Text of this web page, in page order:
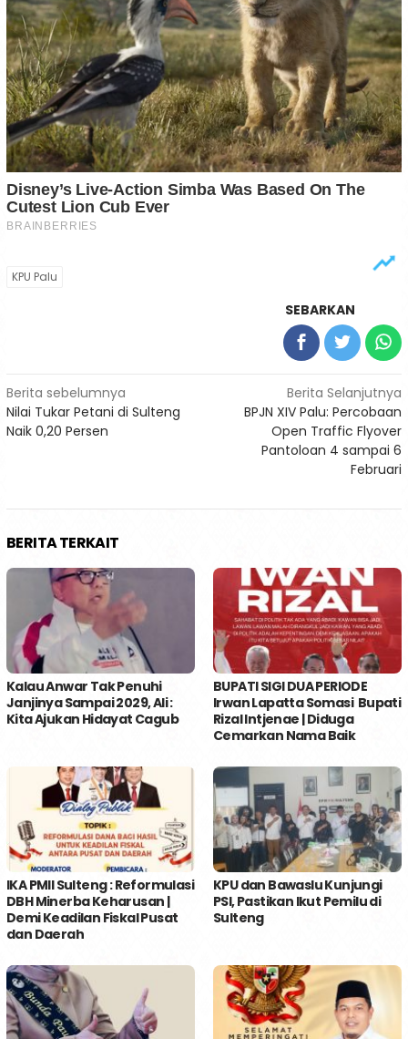
KPU Palu
SEBARKAN
Navigasi
pos
Berita sebelumnya
Nilai Tukar Petani di Sulteng
Naik 0,20 Persen
Berita Selanjutnya
BPJN XIV Palu: Percobaan
Open Traffic Flyover
Pantoloan 4 sampai 6
Februari
BERITA TERKAIT
Kalau Anwar Tak Penuhi
Janjinya Sampai 2029, Ali :
Kita Ajukan Hidayat Cagub
BUPATI SIGI DUA PERIODE
Irwan Lapatta Somasi Bupati
Rizal Intjenae | Diduga
Cemarkan Nama Baik
IKA PMII Sulteng : Reformulasi
DBH Minerba Keharusan |
Demi Keadilan Fiskal Pusat
dan Daerah
KPU dan Bawaslu Kunjungi
PSI, Pastikan Ikut Pemilu di
Sulteng